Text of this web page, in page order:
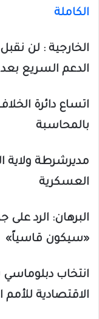
الكاملة
الخارجية : لن
الدعم السريع بعد
اتساع دائرة
بالمحاسبة
مديرشرطة ولاية
العسكرية
البرهان: الرد على
«سيكون قاسياً»
انتخاب دبلوماسي
الاقتصادية للأمم